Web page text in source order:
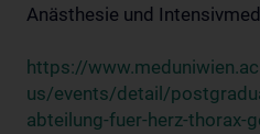
Anästhesie und
https://
us/events/detail/
abteilung-fuer-herz-thorax-